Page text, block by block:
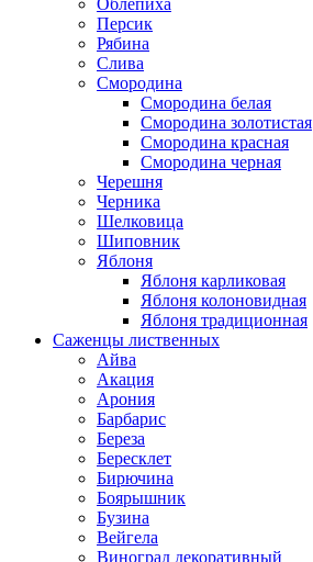
Облепиха
Персик
Рябина
Слива
Смородина
Смородина белая
Смородина золотистая
Смородина красная
Смородина черная
Черешня
Черника
Шелковица
Шиповник
Яблоня
Яблоня карликовая
Яблоня колоновидная
Яблоня традиционная
Саженцы лиственных
Айва
Акация
Арония
Барбарис
Береза
Бересклет
Бирючина
Боярышник
Бузина
Вейгела
Виноград декоративный